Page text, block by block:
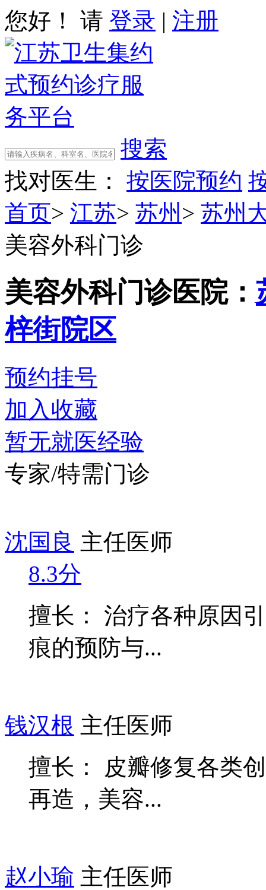
您好！ 请 登录 | 注册
搜索
找对医生：
按医院预约
首页> 江苏> 苏州 > 苏州
美容外科门诊
美容外科门诊医院：
梓街院区
预约挂号
加入收藏
暂无就医经验
专家/特需门诊
沈国良 主任医师
8.3分
擅长： 治疗各种原因
痕的预防与...
钱汉根 主任医师
擅长： 皮瓣修复各类
再造，美容...
赵小瑜 主任医师